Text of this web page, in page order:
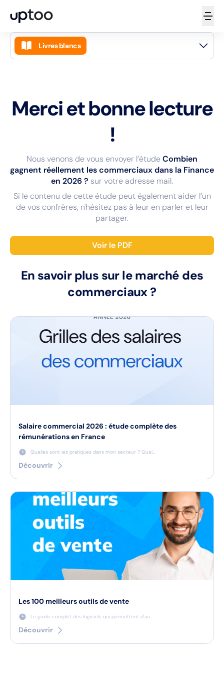
Livres blancs
Articles
Vidéos
Newsletters
Masterclass
Merci et bonne lecture
!
Nous venons de vous envoyer l’étudeCombien
gagnent réellement les commerciaux dans la Finance
en 2026 ? sur votre adresse mail.
Si le contenu de cette étude peut également aider l’un
de vos confrères, n'hésitez pas à leur en parler et leur
partager.
Voir le PDF
En savoir plus sur le marché des
commerciaux ?
Salaire commercial 2026 : étude complète des
rémunérations en France
Quelles sont les pratiques dans mon secteur ? Quel...
Découvrir
Les 100 meilleurs outils de vente
Le guide complet des logiciels qui permettent d'au...
Découvrir